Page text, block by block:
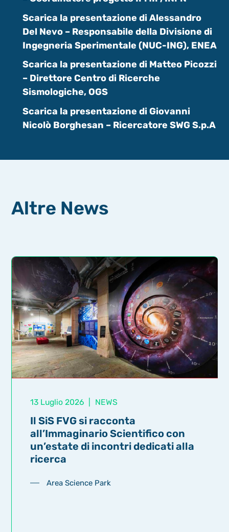
Scarica la presentazione di Alessandro
Del Nevo – Responsabile della Divisione di
Ingegneria Sperimentale (NUC-ING), ENEA
Scarica la presentazione di Matteo Picozzi
– Direttore Centro di Ricerche
Sismologiche, OGS
Scarica la presentazione di Giovanni
Nicolò Borghesan – Ricercatore SWG S.p.A
Altre News
13 Luglio 2026 NEWS
Il SiS FVG si racconta
all’Immaginario Scientifico con
un’estate di incontri dedicati alla
ricerca
Area Science Park